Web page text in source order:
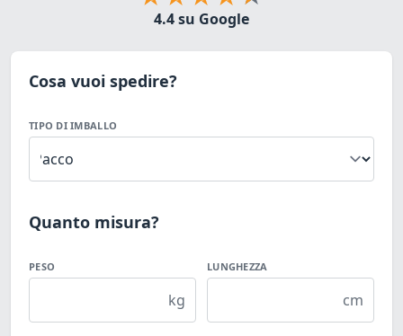
4.4 su Google
Cosa vuoi spedire?
TIPO DI IMBALLO
Quanto misura?
PESO
kg
LUNGHEZZA
cm